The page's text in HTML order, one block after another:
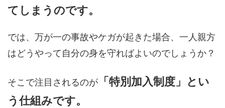
てしまうのです。
では、万が一の事故やケガが起きた場合、一人親方
はどうやって自分の身を守ればよいのでしょうか？
そこで注目されるのが
「特別加入制度」とい
う仕組みです。